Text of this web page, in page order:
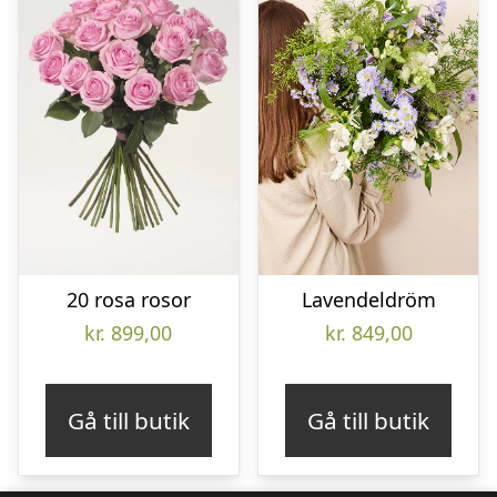
20 rosa rosor
kr. 899,00
Gå till butik
Lavendeldröm
kr. 849,00
Gå till butik